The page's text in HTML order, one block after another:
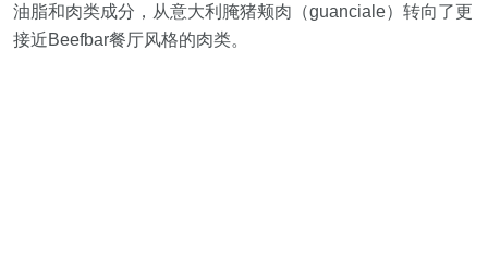
油脂和肉类成分，从意大利腌猪颊肉（guanciale）转向了更
接近Beefbar餐厅风格的肉类。